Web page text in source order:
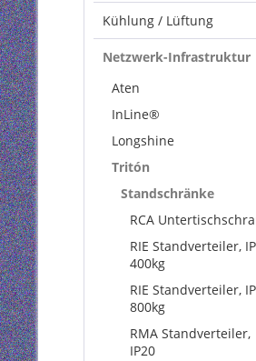
Kühlung / Lüftung
Netzwerk-Infrastruktur
Aten
InLine®
Longshine
Tritón
Standschränke
RCA
RIE Standverteiler,
400kg
RIE Standverteiler,
800kg
RMA Standverteiler,
IP20